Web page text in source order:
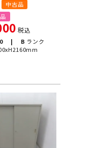
中古品
税込
| B ランク